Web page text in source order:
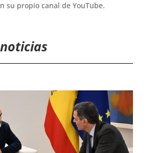
su propio canal de YouTube.